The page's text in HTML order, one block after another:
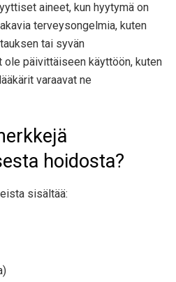
aineet, kun hyytymä on
terveysongelmia, kuten
tai syvän
ole päivittäiseen käyttöön, kuten
varaavat ne
hoidosta?
sisältää: